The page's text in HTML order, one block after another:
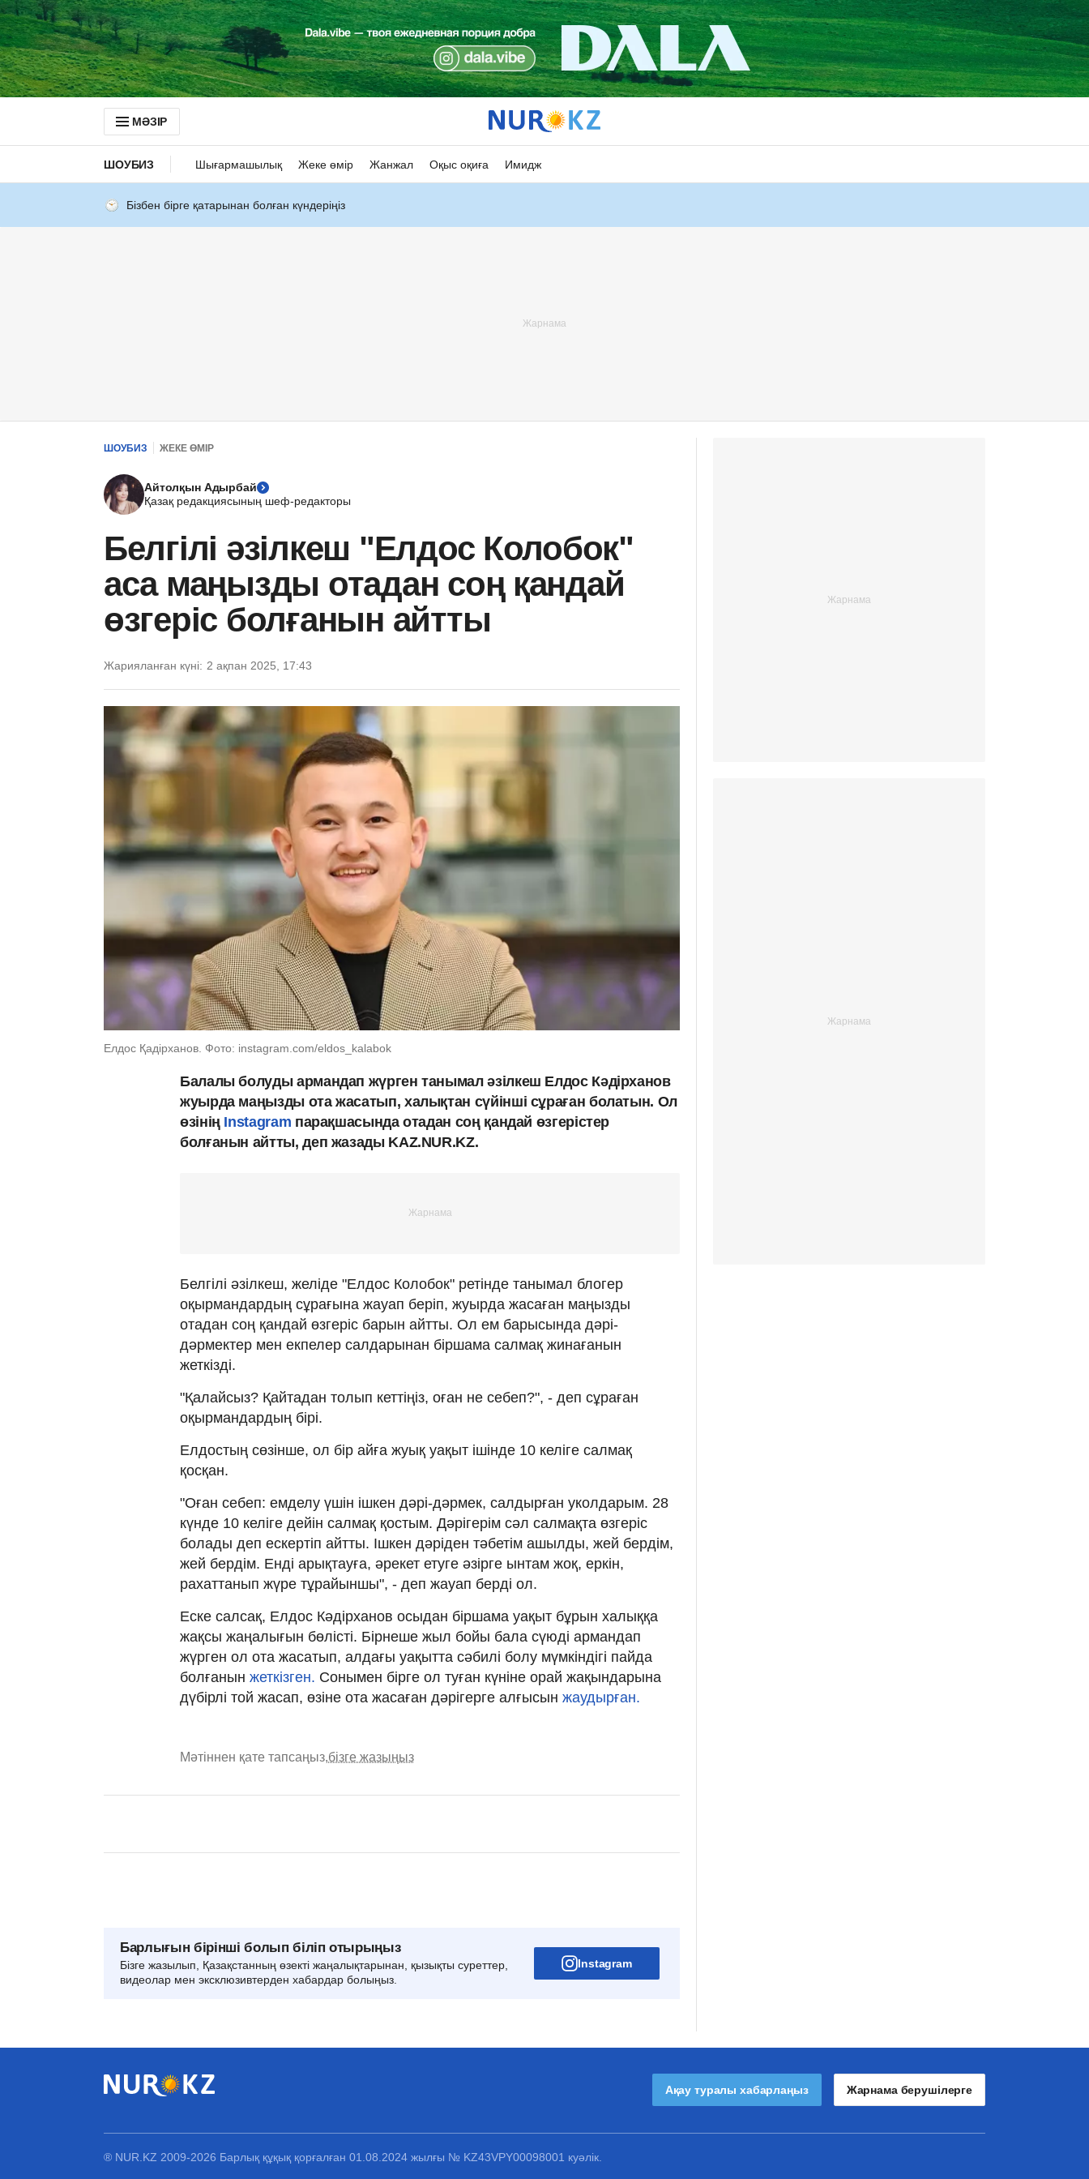
МӘЗІР
ШОУБИЗ Шығармашылық Жеке өмір Жанжал Оқыс оқиға Имидж
Бізбен бірге қатарынан болған күндеріңіз
ШОУБИЗ ЖЕКЕ ӨМІР
Айтолқын Адырбай
Қазақ редакциясының шеф-редакторы
Белгілі әзілкеш "Елдос Колобок"
аса маңызды отадан соң қандай
өзгеріс болғанын айтты
Жарияланған күні: 2 ақпан 2025, 17:43
Елдос Қадірханов. Фото: instagram.com/eldos_kalabok
Балалы болуды армандап жүрген танымал әзілкеш Елдос Кәдірханов
жуырда маңызды ота жасатып, халықтан сүйінші сұраған болатын. Ол
өзінің Instagram парақшасында отадан соң қандай өзгерістер
болғанын айтты, деп жазады KAZ.NUR.KZ.
Белгілі әзілкеш, желіде "Елдос Колобок" ретінде танымал блогер
оқырмандардың сұрағына жауап беріп, жуырда жасаған маңызды
отадан соң қандай өзгеріс барын айтты. Ол ем барысында дәрі-
дәрмектер мен екпелер салдарынан біршама салмақ жинағанын
жеткізді.
"Қалайсыз? Қайтадан толып кеттіңіз, оған не себеп?", - деп сұраған
оқырмандардың бірі.
Елдостың сөзінше, ол бір айға жуық уақыт ішінде 10 келіге салмақ
қосқан.
"Оған себеп: емделу үшін ішкен дәрі-дәрмек, салдырған уколдарым. 28
күнде 10 келіге дейін салмақ қостым. Дәрігерім сәл салмақта өзгеріс
болады деп ескертіп айтты. Ішкен дәріден тәбетім ашылды, жей бердім,
жей бердім. Енді арықтауға, әрекет етуге әзірге ынтам жоқ, еркін,
рахаттанып жүре тұрайыншы", - деп жауап берді ол.
Еске салсақ, Елдос Кәдірханов осыдан біршама уақыт бұрын халыққа
жақсы жаңалығын бөлісті. Бірнеше жыл бойы бала сүюді армандап
жүрген ол ота жасатып, алдағы уақытта сәбилі болу мүмкіндігі пайда
болғанын жеткізген. Сонымен бірге ол туған күніне орай жақындарына
дүбірлі той жасап, өзіне ота жасаған дәрігерге алғысын жаудырған.
Мәтіннен қате тапсаңыз,бізге жазыңыз
Барлығын бірінші болып біліп отырыңыз
Бізге жазылып, Қазақстанның өзекті жаңалықтарынан, қызықты суреттер,
видеолар мен эксклюзивтерден хабардар болыңыз.
Instagram
Ақау туралы хабарлаңыз Жарнама берушілерге
® NUR.KZ 2009-2026 Барлық құқық қорғалған 01.08.2024 жылғы № KZ43VPY00098001 куәлік.